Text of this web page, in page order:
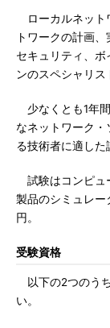
ローカルネット
トワークの計画
セキュリティ、ボ
ンのスペシャリス
少なくとも1年
なネットワーク
る技術者に適した
試験はコンピュ
製品のシミュレ
円。
受験資格
以下の2つのう
い。